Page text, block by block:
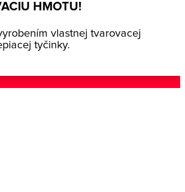
HMOTU!
vlastnej tvarovacej
tyčinky.